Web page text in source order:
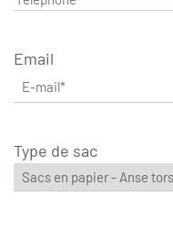
Email
Type de sac